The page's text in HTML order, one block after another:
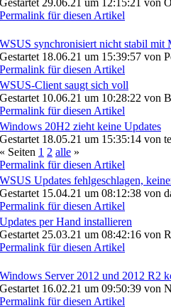
Gestartet 29.06.21 um 12:15:21 von
Permalink für diesen Artikel
WSUS synchronisiert nicht stabil mit
Gestartet 18.06.21 um 15:39:57 von
Permalink für diesen Artikel
WSUS-Client saugt sich voll
Gestartet 10.06.21 um 10:28:22 von
Permalink für diesen Artikel
Windows 20H2 zieht keine Updates
Gestartet 18.05.21 um 15:35:14 von
« Seiten 1 2 alle »
Permalink für diesen Artikel
WSUS Updates fehlgeschlagen,
Gestartet 15.04.21 um 08:12:38 von
Permalink für diesen Artikel
Updates per Hand installieren
Gestartet 25.03.21 um 08:42:16 von
Permalink für diesen Artikel
Windows Server 2012 und 2012 R2
Gestartet 16.02.21 um 09:50:39 von
Permalink für diesen Artikel